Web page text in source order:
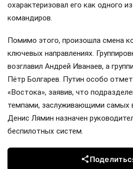
охарактеризовал его как одного
командиров.
Помимо этого, произошла смена
ключевых направлениях.
возглавил Андрей Иванаев, а
Пётр Болгарев. Путин особо
«Востока», заявив, что
темпами, заслуживающими самых
Денис Лямин назначен
беспилотных систем.